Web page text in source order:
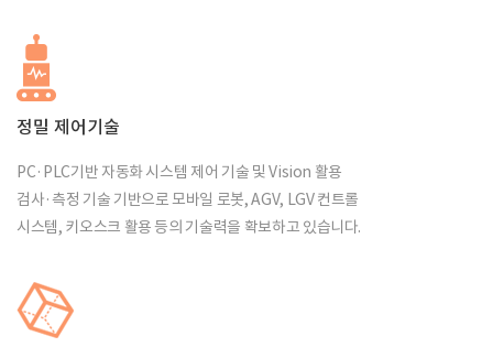
정밀 제어기술
PC·PLC기반 자동화 시스템 제어 기술 및 Vision 활용
검사·측정 기술 기반으로 모바일 로봇, AGV, LGV 컨트롤
시스템, 키오스크 활용 등의 기술력을 확보하고 있습니다.